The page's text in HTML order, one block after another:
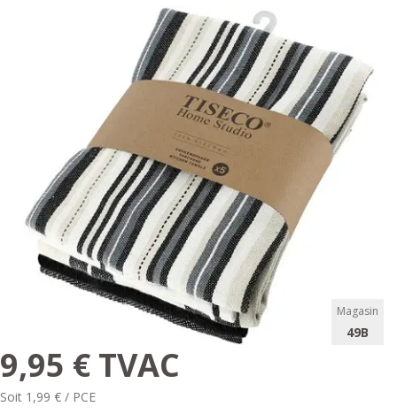
Magasin
49B
9,95 € TVAC
Soit 1,99 € / PCE